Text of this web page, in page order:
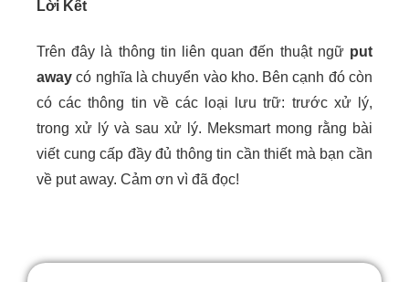
Lời Kết
Trên đây là thông tin liên quan đến thuật ngữ put
awaycó nghĩa là chuyển vào kho. Bên cạnh đó còn
có các thông tin về các loại lưu trữ: trước xử lý,
trong xử lý và sau xử lý. Meksmart mong rằng bài
viết cung cấp đầy đủ thông tin cần thiết mà bạn cần
về put away. Cảm ơn vì đã đọc!